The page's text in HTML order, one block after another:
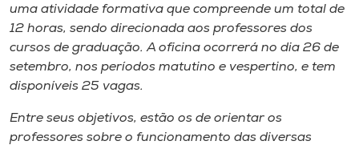
Rádio
Museu
uma atividade formativa que compreende um total de
12 horas, sendo direcionada aos professores dos
cursos de graduação. A oficina ocorrerá no dia 26 de
setembro, nos períodos matutino e vespertino, e tem
disponíveis 25 vagas.
Entre seus objetivos, estão os de orientar os
professores sobre o funcionamento das diversas